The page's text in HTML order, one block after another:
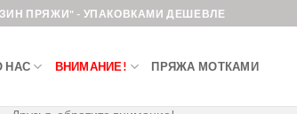
ПРЯЖИ" - УПАКОВКАМИ ДЕШЕВЛЕ
НАС ВНИМАНИЕ! ПРЯЖА МОТКАМИ